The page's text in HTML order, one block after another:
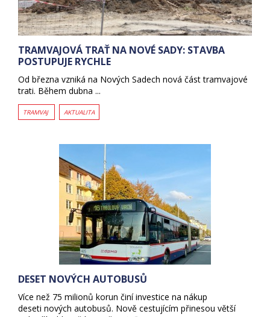
TRAMVAJOVÁ TRAŤ NA NOVÉ SADY: STAVBA
POSTUPUJE RYCHLE
Od března vzniká na Nových Sadech nová část tramvajové
trati. Během dubna ...
TRAMVAJ AKTUALITA
DESET NOVÝCH AUTOBUSŮ
Více než 75 milionů korun činí investice na nákup
deseti nových autobusů. Nově cestujícím přinesou větší